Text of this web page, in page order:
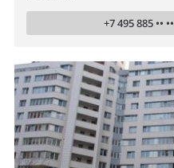
+7 495 885 •• ••